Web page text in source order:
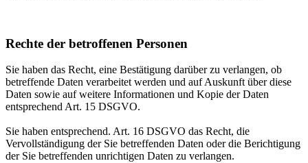
Rechte der betroffenen Personen
Sie haben das Recht, eine Bestätigung darüber zu verlangen, ob
betreffende Daten verarbeitet werden und auf Auskunft über diese
Daten sowie auf weitere Informationen und Kopie der Daten
entsprechend Art. 15 DSGVO.
Sie haben entsprechend. Art. 16 DSGVO das Recht, die
Vervollständigung der Sie betreffenden Daten oder die Berichtigung
der Sie betreffenden unrichtigen Daten zu verlangen.